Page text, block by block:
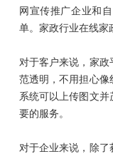
网宣传推广企业和
单。家政行业在线家
对于客户来说，家
范透明，不用担心
系统可以上传图文
要的服务。
对于企业来说，除